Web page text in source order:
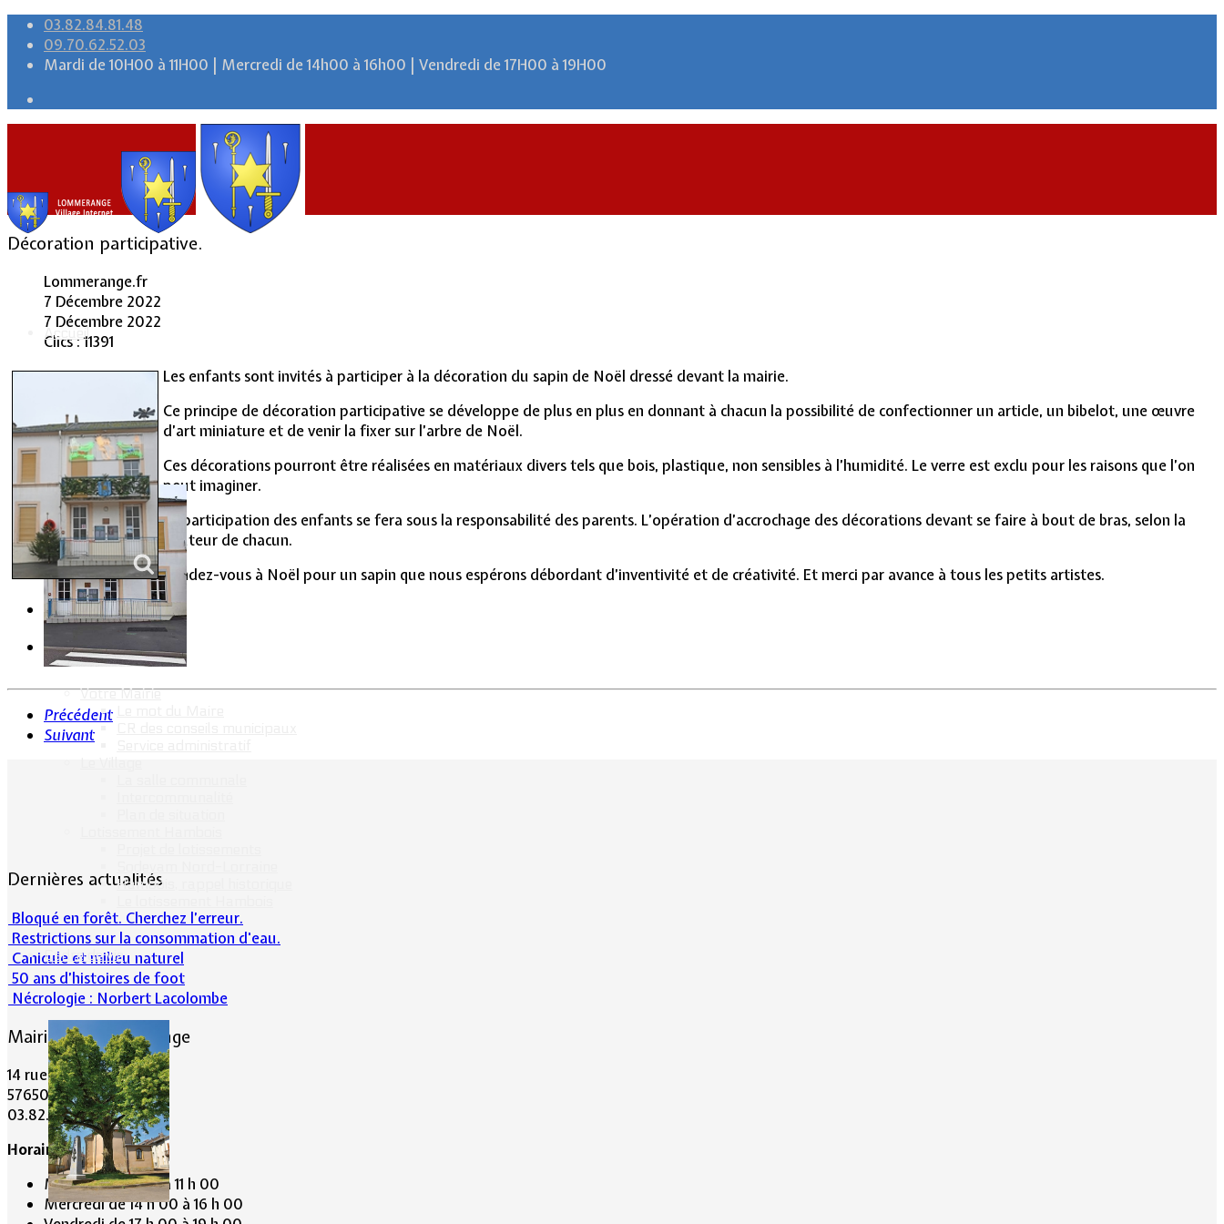
03.82.84.81.48
09.70.62.52.03
Mardi de 10H00 à 11H00 | Mercredi de 14h00 à 16h00 | Vendredi de 17H00 à 19H00
Accueil
Vie Municipale
Votre Mairie
Hambois, rappel historique
Cadre de vie
Décoration participative.
Lommerange.fr
7 Décembre 2022
7 Décembre 2022
Clics : 11391
Les enfants sont invités à participer à la décoration du sapin de Noël dressé devant la mairie.
Ce principe de décoration participative se développe de plus en plus en donnant à chacun la possibilité de confectionner un article, un bibelot, une œuvre
d’art miniature et de venir la fixer sur l’arbre de Noël.
Ces décorations pourront être réalisées en matériaux divers tels que bois, plastique, non sensibles à l’humidité. Le verre est exclu pour les raisons que l’on
peut imaginer.
La participation des enfants se fera sous la responsabilité des parents. L’opération d’accrochage des décorations devant se faire à bout de bras, selon la
hauteur de chacun.
Rendez-vous à Noël pour un sapin que nous espérons débordant d’inventivité et de créativité. Et merci par avance à tous les petits artistes.
Précédent
Suivant
Dernières actualités
Bloqué en forêt. Cherchez l’erreur.
Restrictions sur la consommation d'eau.
Canicule et milieu naturel
50 ans d’histoires de foot
Nécrologie : Norbert Lacolombe
Mairie de Lommerange
14 rue Maréchal Joffre
57650 LOMMERANGE
03.82.84.81.48
Horaire de la Mairie:
Mardi de 10 h 00 à 11 h 00
Mercredi de 14 h 00 à 16 h 00